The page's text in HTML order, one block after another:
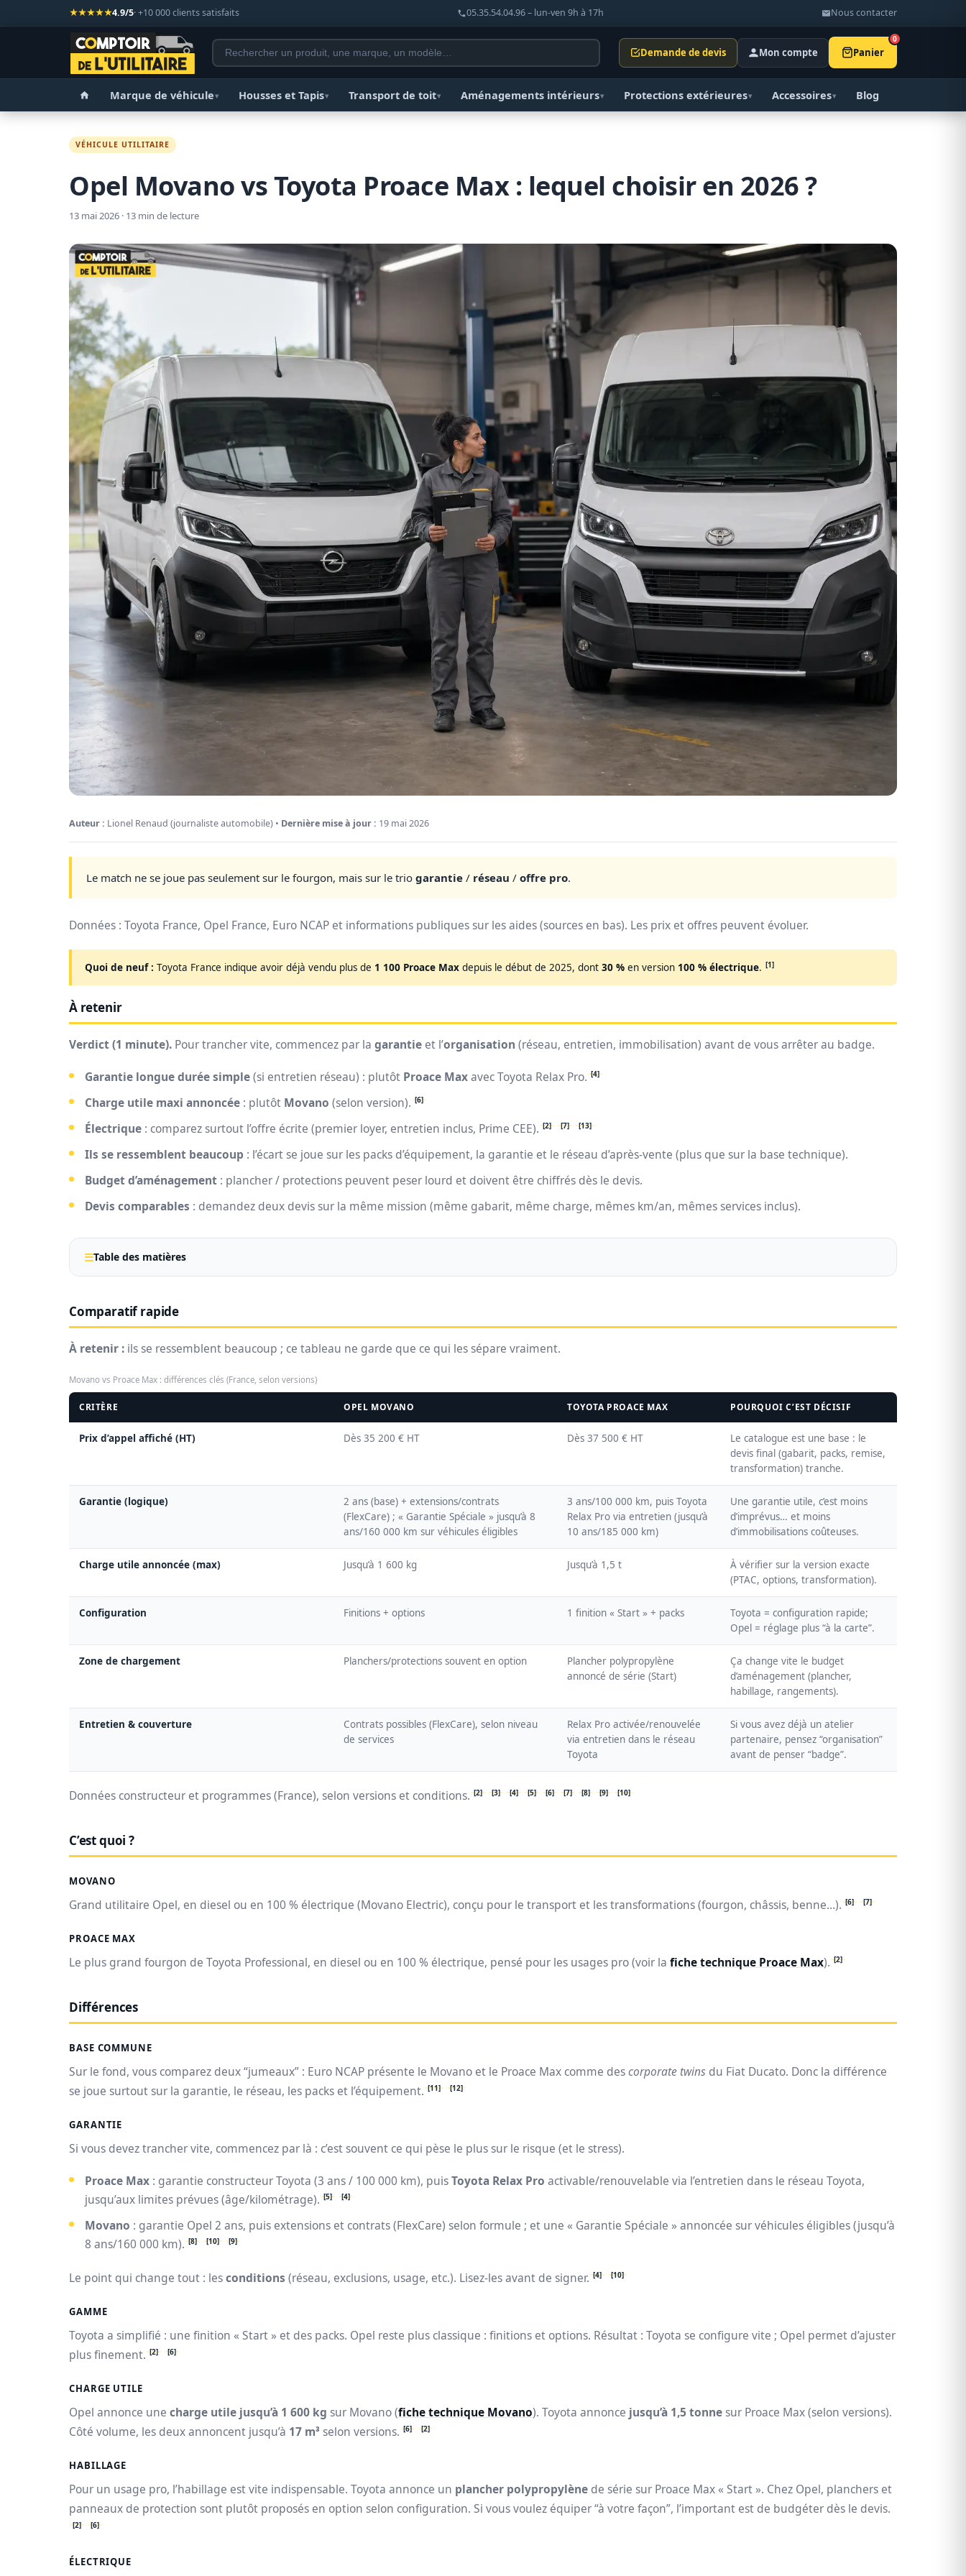
★★★★★4.9/5· +10 000 clients satisfaits 05.35.54.04.96 – lun-ven 9h à 17h Nous contacter
Demande de devis Mon compte Panier
0
Marque de véhicule▾ Housses et Tapis▾ Transport de toit▾ Aménagements intérieurs▾ Protections extérieures▾ Accessoires▾ Blog
VÉHICULE UTILITAIRE
Opel Movano vs Toyota Proace Max : lequel choisir en 2026 ?
13 mai 2026 · 13 min de lecture
Auteur : Lionel Renaud (journaliste automobile) • Dernière mise à jour : 19 mai 2026
Le match ne se joue pas seulement sur le fourgon, mais sur le trio garantie / réseau / offre pro.
Données : Toyota France, Opel France, Euro NCAP et informations publiques sur les aides (sources en bas). Les prix et offres peuvent évoluer.
Quoi de neuf : Toyota France indique avoir déjà vendu plus de 1 100 Proace Max depuis le début de 2025, dont 30 % en version 100 % électrique. [1]
À retenir
Verdict (1 minute). Pour trancher vite, commencez par la garantie et l’organisation (réseau, entretien, immobilisation) avant de vous arrêter au badge.
Garantie longue durée simple(si entretien réseau) : plutôt Proace Maxavec Toyota Relax Pro. [4]
Charge utile maxi annoncée : plutôt Movano (selon version). [6]
Électrique : comparez surtout l’offre écrite (premier loyer, entretien inclus, Prime CEE). [2] [7] [13]
Ils se ressemblent beaucoup : l’écart se joue sur les packs d’équipement, la garantie et le réseau d’après-vente (plus que sur la base technique).
Budget d’aménagement : plancher / protections peuvent peser lourd et doivent être chiffrés dès le devis.
Devis comparables : demandez deux devis sur la même mission (même gabarit, même charge, mêmes km/an, mêmes services inclus).
Table des matières
Comparatif rapide
À retenir : ils se ressemblent beaucoup ; ce tableau ne garde que ce qui les sépare vraiment.
Movano vs Proace Max : différences clés (France, selon versions)
CRITÈRE OPEL MOVANO TOYOTA PROACE MAX POURQUOI C’EST DÉCISIF
Prix d’appel affiché (HT) Dès 35 200 € HT Dès 37 500 € HT
Le catalogue est une base : le
devis final (gabarit, packs, remise,
transformation) tranche.
Garantie (logique)
2 ans (base) + extensions/contrats
(FlexCare) ; « Garantie Spéciale » jusqu’à 8
ans/160 000 km sur véhicules éligibles
3 ans/100 000 km, puis Toyota
Relax Pro via entretien (jusqu’à
10 ans/185 000 km)
Une garantie utile, c’est moins
d’imprévus… et moins
d’immobilisations coûteuses.
Charge utile annoncée (max) Jusqu’à 1 600 kg Jusqu’à 1,5 t
À vérifier sur la version exacte
(PTAC, options, transformation).
Configuration Finitions + options 1 finition « Start » + packs
Toyota = configuration rapide;
Opel = réglage plus “à la carte”.
Zone de chargement Planchers/protections souvent en option
Plancher polypropylène
annoncé de série (Start)
Ça change vite le budget
d’aménagement (plancher,
habillage, rangements).
Entretien & couverture
Contrats possibles (FlexCare), selon niveau
de services
Relax Pro activée/renouvelée
via entretien dans le réseau
Toyota
Si vous avez déjà un atelier
partenaire, pensez “organisation”
avant de penser “badge”.
Données constructeur et programmes (France), selon versions et conditions. [2] [3] [4] [5] [6] [7] [8] [9] [10]
C’est quoi ?
MOVANO
Grand utilitaire Opel, en diesel ou en 100 % électrique (Movano Electric), conçu pour le transport et les transformations (fourgon, châssis, benne…). [6] [7]
PROACE MAX
Le plus grand fourgon de Toyota Professional, en diesel ou en 100 % électrique, pensé pour les usages pro (voir la fiche technique Proace Max). [2]
Différences
BASE COMMUNE
Sur le fond, vous comparez deux “jumeaux” : Euro NCAP présente le Movano et le Proace Max comme descorporate twins du Fiat Ducato. Donc la différence
se joue surtout sur la garantie, le réseau, les packs et l’équipement. [11] [12]
GARANTIE
Si vous devez trancher vite, commencez par là : c’est souvent ce qui pèse le plus sur le risque (et le stress).
Proace Max : garantie constructeur Toyota (3 ans / 100 000 km), puisToyota Relax Pro activable/renouvelable via l’entretien dans le réseau Toyota,
jusqu’aux limites prévues (âge/kilométrage). [5] [4]
Movano : garantie Opel 2 ans, puis extensions et contrats (FlexCare) selon formule ; et une « Garantie Spéciale » annoncée sur véhicules éligibles (jusqu’à
8 ans/160 000 km). [8] [10] [9]
Le point qui change tout : lesconditions (réseau, exclusions, usage, etc.). Lisez-les avant de signer. [4] [10]
GAMME
Toyota a simplifié : une finition « Start » et des packs. Opel reste plus classique : finitions et options. Résultat : Toyota se configure vite ; Opel permet d’ajuster
plus finement. [2] [6]
CHARGE UTILE
Opel annonce une charge utile jusqu’à 1 600 kg sur Movano (fiche technique Movano). Toyota annonce jusqu’à 1,5 tonnesur Proace Max (selon versions).
Côté volume, les deux annoncent jusqu’à 17 m³selon versions. [6] [2]
HABILLAGE
Pour un usage pro, l’habillage est vite indispensable. Toyota annonce un plancher polypropylène de série sur Proace Max « Start ». Chez Opel, planchers et
panneaux de protection sont plutôt proposés en option selon configuration. Si vous voulez équiper “à votre façon”, l’important est de budgéter dès le devis.
[2] [6]
ÉLECTRIQUE